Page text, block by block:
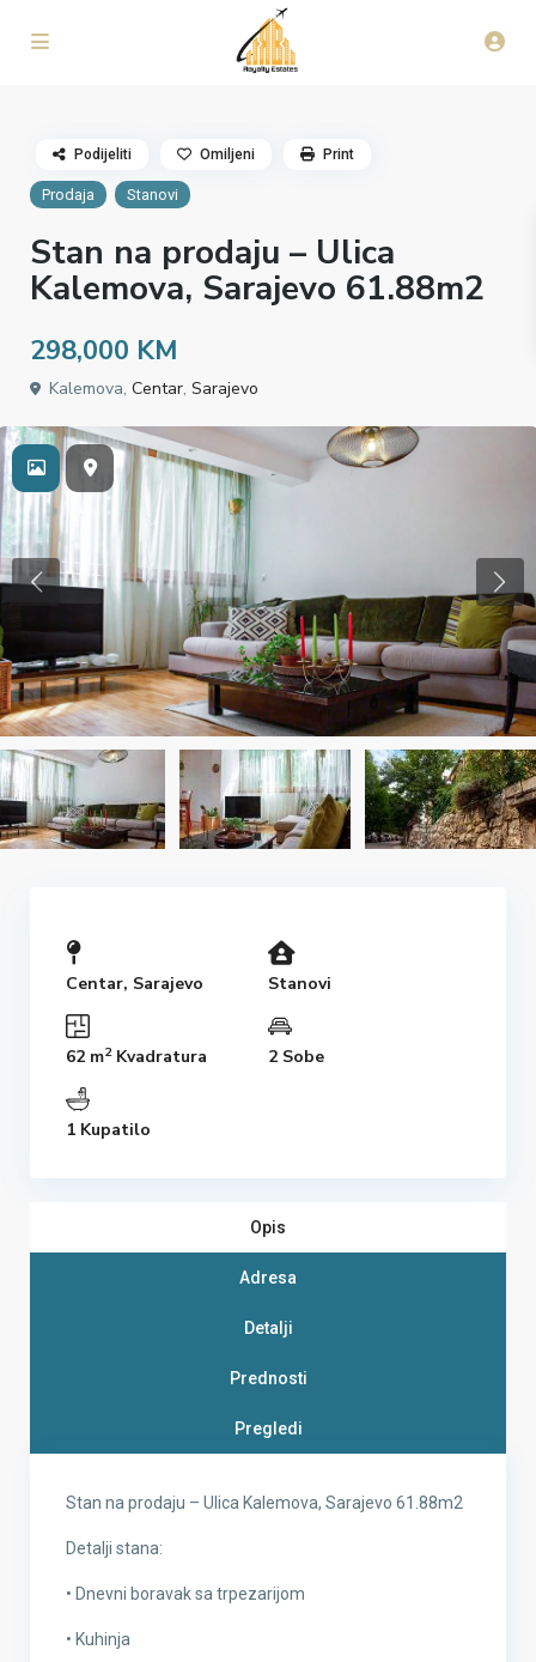
Prodaja Stanovi
Stan na prodaju – Ulica
Kalemova, Sarajevo 61.88m2
298,000 KM
Kalemova,Centar,Sarajevo
Podijeliti Omiljeni Print
Centar, Sarajevo Stanovi
62 m2Kvadratura 2 Sobe
1 Kupatilo
Opis
Adresa
Detalji
Prednosti
Pregledi
Stan na prodaju – Ulica Kalemova, Sarajevo 61.88m2
Detalji stana:
• Dnevni boravak sa trpezarijom
• Kuhinja